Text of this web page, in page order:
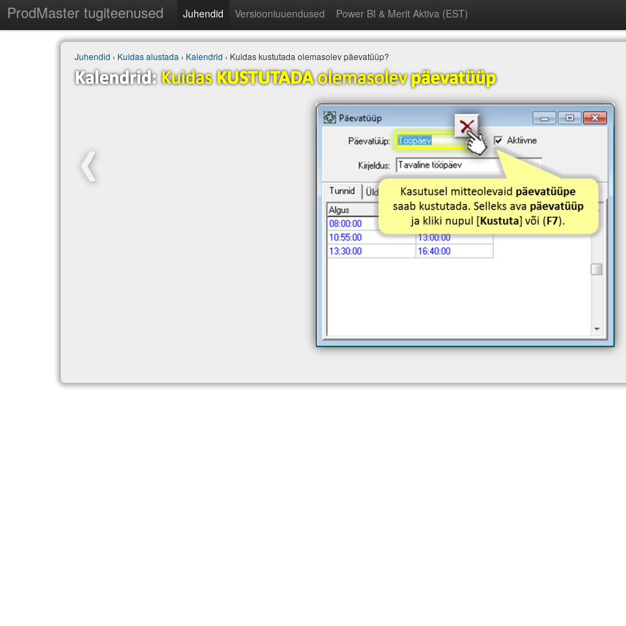
ProdMaster tugiteenused Juhendid Versiooniuuendused Power BI & Merit Aktiva (EST)
Juhendid › Kuidas alustada › Kalendrid › Kuidas kustutada olemasolev päevatüüp?